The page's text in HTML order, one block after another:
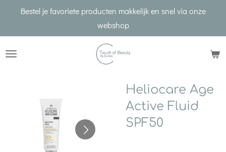
de
Bestel je favoriete producten makkelijk en snel via onze
webshop
Heliocare Age
Active Fluid
SPF50